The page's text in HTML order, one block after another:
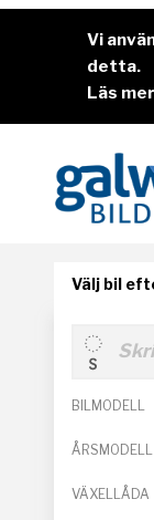
Vi
detta.
Läs
Välj bil
BILMODELL
ÅRSMODELL
VÄXELLÅDA